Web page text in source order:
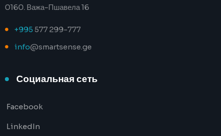
0160. Важа-Пшавела 16
+995 577 299-777
info@smartsense.ge
Социальная сеть
Facebook
LinkedIn